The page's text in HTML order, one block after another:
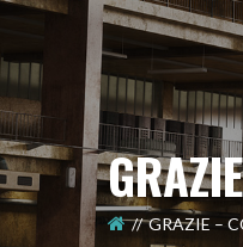
GRAZIE –